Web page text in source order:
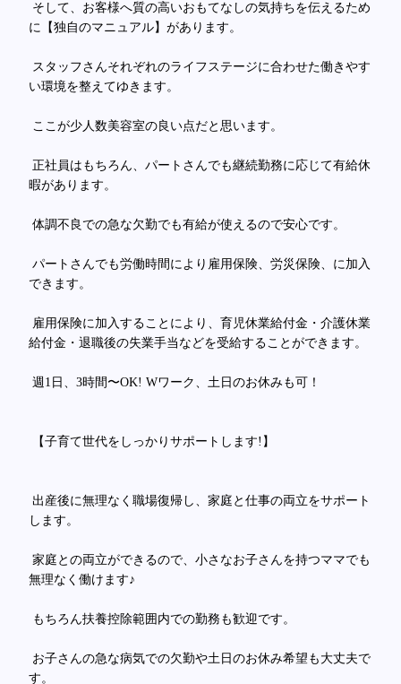
そして、お客様へ質の高いおもてなしの気持ちを伝えるため
に【独自のマニュアル】があります。
スタッフさんそれぞれのライフステージに合わせた働きやす
い環境を整えてゆきます。
ここが少人数美容室の良い点だと思います。
正社員はもちろん、パートさんでも継続勤務に応じて有給休
暇があります。
体調不良での急な欠勤でも有給が使えるので安心です。
パートさんでも労働時間により雇用保険、労災保険、に加入
できます。
雇用保険に加入することにより、育児休業給付金・介護休業
給付金・退職後の失業手当などを受給することができます。
週1日、3時間〜OK! Wワーク、土日のお休みも可！
【子育て世代をしっかりサポートします!】
出産後に無理なく職場復帰し、家庭と仕事の両立をサポート
します。
家庭との両立ができるので、小さなお子さんを持つママでも
無理なく働けます♪
もちろん扶養控除範囲内での勤務も歓迎です。
お子さんの急な病気での欠勤や土日のお休み希望も大丈夫で
す。